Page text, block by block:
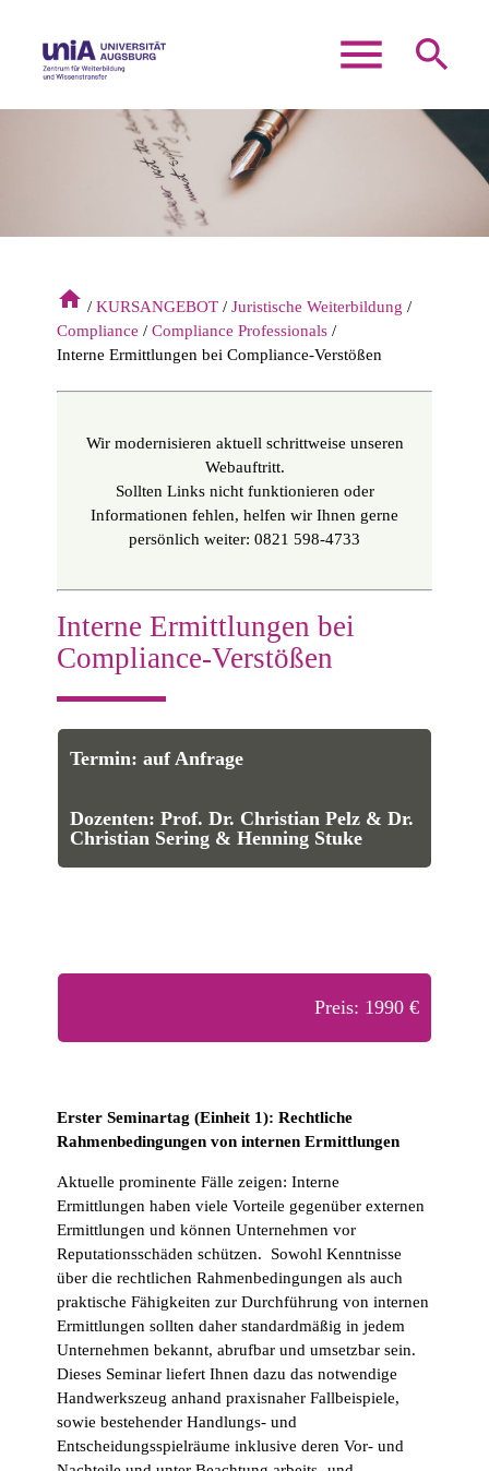
menu search
home KURSANGEBOT
Juristische Weiterbildung
Compliance
Compliance Professionals
Interne Ermittlungen bei Compliance-Verstößen
Wir modernisieren aktuell schrittweise unseren
Webauftritt.
Sollten Links nicht funktionieren oder
Informationen fehlen, helfen wir Ihnen gerne
persönlich weiter: 0821 598-4733
Interne Ermittlungen bei
Compliance-Verstößen
Termin: auf Anfrage
Dozenten:Prof. Dr. Christian Pelz &Dr.
Christian Sering &Henning Stuke
Preis: 1990 €
Erster Seminartag (Einheit 1): Rechtliche
Rahmenbedingungen von internen Ermittlungen
Aktuelle prominente Fälle zeigen: Interne
Ermittlungen haben viele Vorteile gegenüber externen
Ermittlungen und können Unternehmen vor
Reputationsschäden schützen. Sowohl Kenntnisse
über die rechtlichen Rahmenbedingungen als auch
praktische Fähigkeiten zur Durchführung von internen
Ermittlungen sollten daher standardmäßig in jedem
Unternehmen bekannt, abrufbar und umsetzbar sein.
Dieses Seminar liefert Ihnen dazu das notwendige
Handwerkszeug anhand praxisnaher Fallbeispiele,
sowie bestehender Handlungs- und
Entscheidungsspielräume inklusive deren Vor- und